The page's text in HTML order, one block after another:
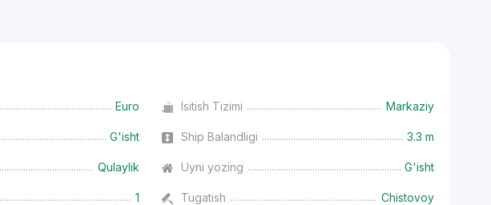
Euro Isitish Tizimi Markaziy
G'isht Ship Balandligi 3.3 m
Qulaylik Uyni yozing G'isht
1 Tugatish Chistovoy